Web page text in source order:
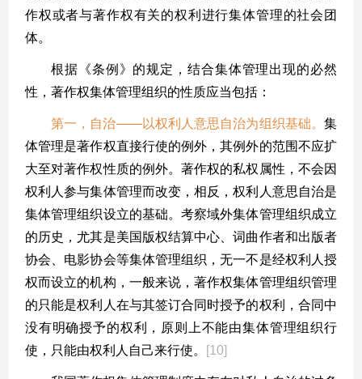
作权或者与著作权有关的权利进行集体管理的社会团
体。
根据《条例》的规定，结合集体管理出现的必然
性，著作权集体管理组织的性质应当包括：
第一，自治——以权利人意思自治为组织基础。 集
体管理是著作权直接行使的例外，其例外的范围不应扩
大至对著作权性质的例外。著作权的私权属性，不会因
权利人参与集体管理而改变，相反，权利人意思自治是
集体管理组织设立的基础。考察域外集体管理组织成立
的历史，尤其是美国版权结算中心、词曲作者和出版者
协会、电影协会等集体管理组织，无一不是经权利人授
权而设立的机构，一般来说，著作权集体管理组织管理
的只能是权利人在与其签订合同时授予的权利，合同中
没有明确授予的权利，原则上不能由集体管理组织行
使，只能由权利人自己来行使。
[10]